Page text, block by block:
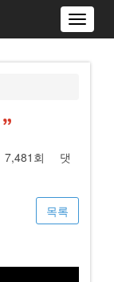
Toggle
7,481회
댓
목록